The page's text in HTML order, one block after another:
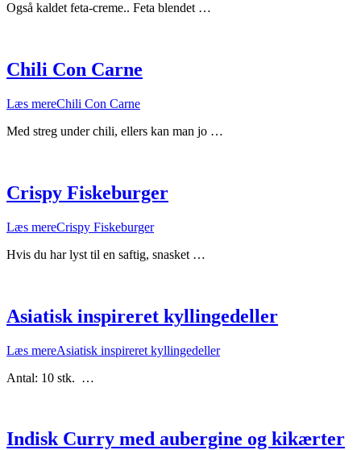
Også kaldet feta-creme.. Feta blendet …
Chili Con Carne
Læs mereChili Con Carne
Med streg under chili, ellers kan man jo …
Crispy Fiskeburger
Læs mereCrispy Fiskeburger
Hvis du har lyst til en saftig, snasket …
Asiatisk inspireret kyllingedeller
Læs mereAsiatisk inspireret kyllingedeller
Antal: 10 stk. …
Indisk Curry med aubergine og kikærter